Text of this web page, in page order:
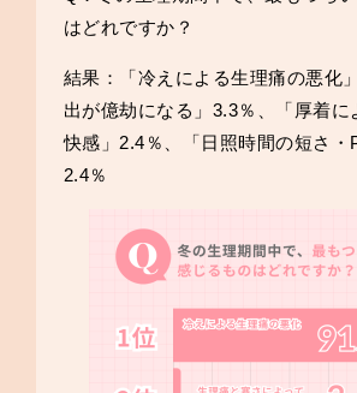
はどれですか？
結果：「冷えによる生理痛の悪化
出が億劫になる」3.3％、「厚着に
快感」2.4％、「日照時間の短さ・
2.4％